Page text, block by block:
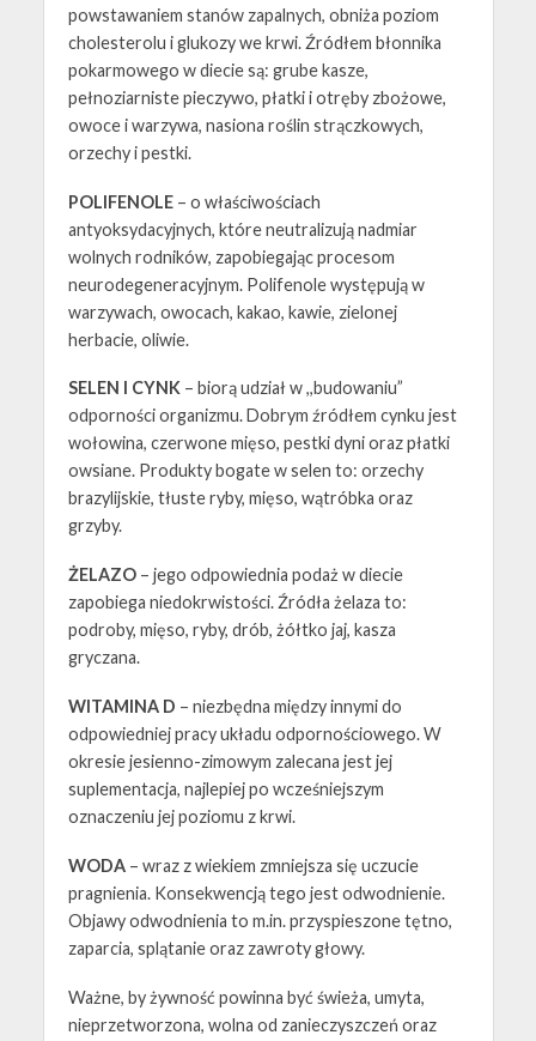
powstawaniem stanów zapalnych, obniża poziom
cholesterolu i glukozy we krwi. Źródłem błonnika
pokarmowego w diecie są: grube kasze,
pełnoziarniste pieczywo, płatki i otręby zbożowe,
owoce i warzywa, nasiona roślin strączkowych,
orzechy i pestki.
POLIFENOLE – o właściwościach
antyoksydacyjnych, które neutralizują nadmiar
wolnych rodników, zapobiegając procesom
neurodegeneracyjnym. Polifenole występują w
warzywach, owocach, kakao, kawie, zielonej
herbacie, oliwie.
SELEN I CYNK – biorą udział w ,,budowaniu”
odporności organizmu. Dobrym źródłem cynku jest
wołowina, czerwone mięso, pestki dyni oraz płatki
owsiane. Produkty bogate w selen to: orzechy
brazylijskie, tłuste ryby, mięso, wątróbka oraz
grzyby.
ŻELAZO – jego odpowiednia podaż w diecie
zapobiega niedokrwistości. Źródła żelaza to:
podroby, mięso, ryby, drób, żółtko jaj​, kasza
gryczana.
WITAMINA D – niezbędna między innymi do
odpowiedniej pracy układu odpornościowego. W
okresie jesienno-zimowym zalecana jest jej
suplementacja, najlepiej po wcześniejszym
oznaczeniu jej poziomu z krwi.
WODA – wraz z wiekiem zmniejsza się uczucie
pragnienia. Konsekwencją tego jest odwodnienie. ​
Objawy odwodnienia to m.in. przyspieszone tętno, ​
zaparcia, splątanie oraz zawroty głowy. ​
Ważne, by żywność powinna być świeża, umyta,
nieprzetworzona, wolna od zanieczyszczeń oraz